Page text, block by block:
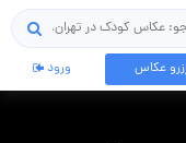
عکاس ورود